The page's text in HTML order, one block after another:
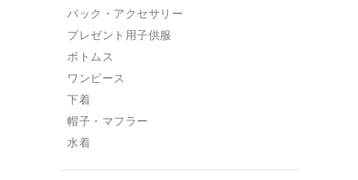
バック・アクセサリー
プレゼント用子供服
ボトムス
ワンピース
下着
帽子・マフラー
水着